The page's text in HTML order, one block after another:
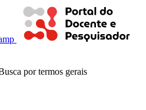
por termos gerais